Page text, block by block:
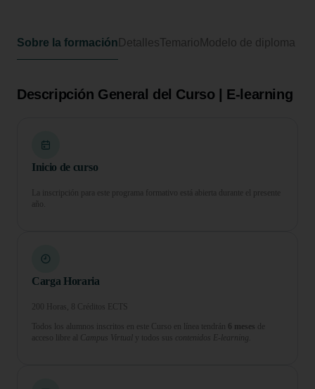
Sobre la formación DetallesTemario Modelo de diploma
Descripción General del Curso | E-learning
Inicio de curso
La inscripción para este programa formativo está abierta durante el presente
año.
Carga Horaria
200 Horas, 8 Créditos ECTS
Todos los alumnos inscritos en este Curso en línea tendrán 6 meses de
acceso libre al Campus Virtual y todos sus contenidos E-learning.